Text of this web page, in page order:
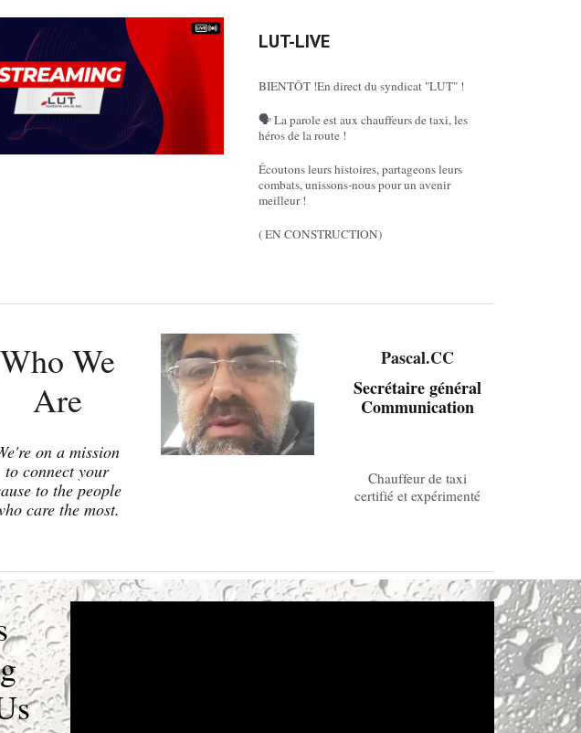
LUT-LIVE
BIENTÔT !En direct du syndicat "LUT" !
🗣️ La parole est aux chauffeurs de taxi, les
héros de la route !
Écoutons leurs histoires, partageons leurs
combats, unissons-nous pour un avenir
meilleur !
( EN CONSTRUCTION)
Who We
Are
on a mission
to connect your
to the people
care the most.
Pascal.CC
Secrétaire général
Communication
Chauffeur de taxi
certifié et expérimenté